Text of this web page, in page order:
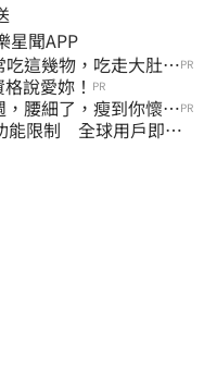
載娛樂星聞APP
這幾物，吃走大肚
PR
說愛妳！ PR
腰細了，瘦到你懷疑PR
能限制 全球用戶即刻